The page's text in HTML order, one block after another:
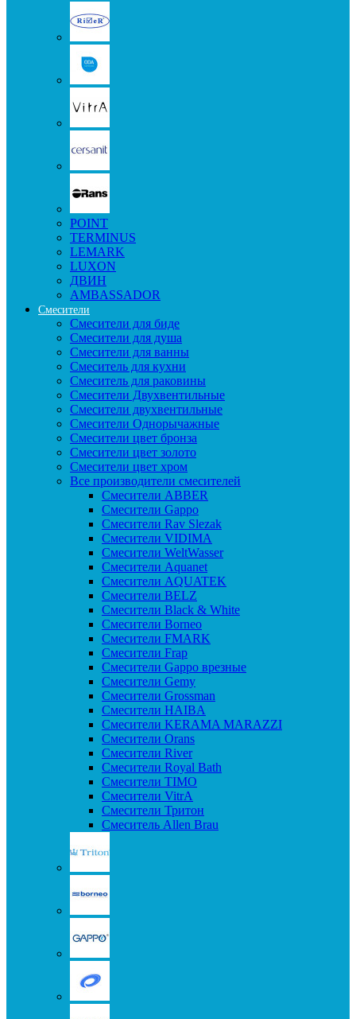
POINT
TERMINUS
LEMARK
LUXON
ДВИН
AMBASSADOR
Смесители
Смесители для биде
Смесители для душа
Смесители для ванны
Смеситель для кухни
Смеситель для раковины
Смесители Двухвентильные
Смесители двухвентильные
Смесители Однорычажные
Смесители цвет бронза
Смесители цвет золото
Смесители цвет хром
Все производители смесителей
Cмесители ABBER
Cмесители Gappo
Cмесители Rav Slezak
Cмесители VIDIMA
Cмесители WeltWasser
Смесители Aquanet
Смесители AQUATEK
Смесители BELZ
Смесители Black & White
Смесители Borneo
Смесители FMARK
Смесители Frap
Смесители Gappo врезные
Смесители Gemy
Смесители Grossman
Смесители HAIBA
Смесители KERAMA MARAZZI
Смесители Orans
Смесители River
Смесители Royal Bath
Смесители TIMO
Смесители VitrA
Смесители Тритон
Смеситель Allen Brau